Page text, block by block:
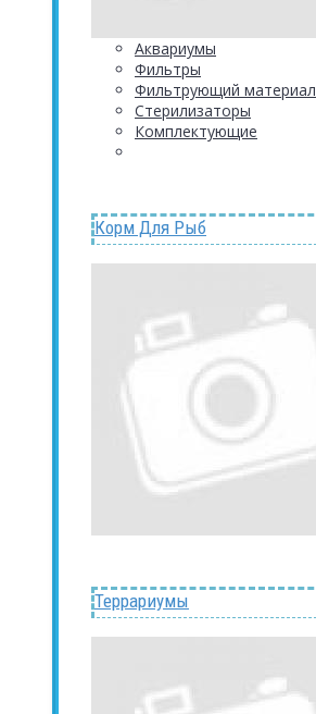
Аквариумы
Фильтры
Фильтрующий материал
Стерилизаторы
Комплектующие
Корм Для Рыб
Террариумы